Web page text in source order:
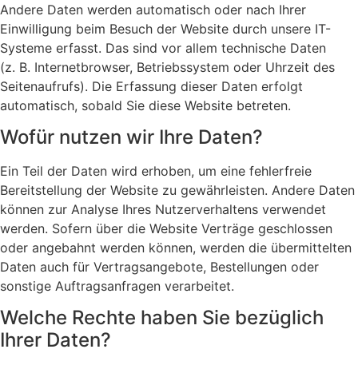
Andere Daten werden automatisch oder nach Ihrer
Einwilligung beim Besuch der Website durch unsere IT-
Systeme erfasst. Das sind vor allem technische Daten
(z. B. Internetbrowser, Betriebssystem oder Uhrzeit des
Seitenaufrufs). Die Erfassung dieser Daten erfolgt
automatisch, sobald Sie diese Website betreten.
Wofür nutzen wir Ihre Daten?
Ein Teil der Daten wird erhoben, um eine fehlerfreie
Bereitstellung der Website zu gewährleisten. Andere Daten
können zur Analyse Ihres Nutzerverhaltens verwendet
werden. Sofern über die Website Verträge geschlossen
oder angebahnt werden können, werden die übermittelten
Daten auch für Vertragsangebote, Bestellungen oder
sonstige Auftragsanfragen verarbeitet.
Welche Rechte haben Sie bezüglich
Ihrer Daten?